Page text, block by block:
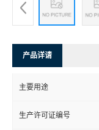
产品详请
主要用途
生产许可证编号